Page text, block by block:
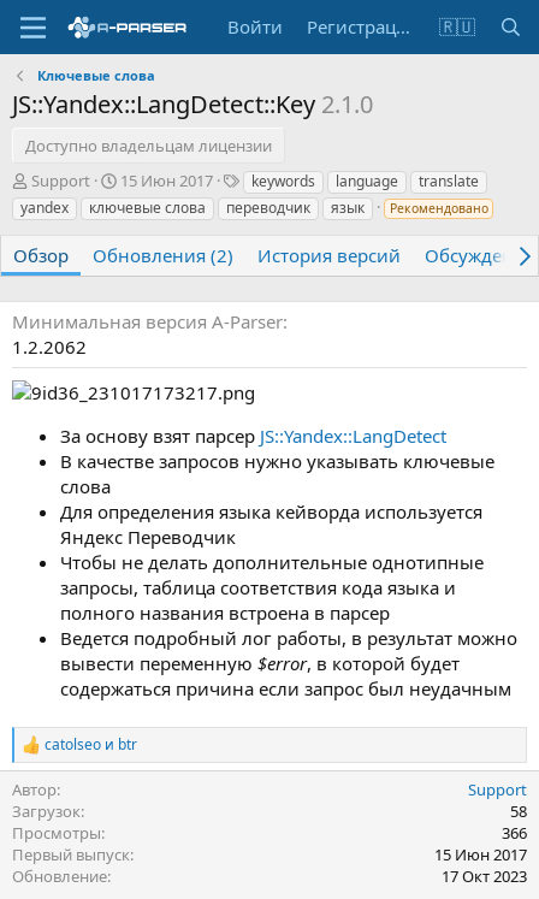
Войти Регистрация 🇷🇺
Ключевые слова
JS::Yandex::LangDetect::Key 2.1.0
Доступно владельцам лицензии
А
в
т
о
р
Support
Д
а
т
с
д
н
и
15 Июн 2017
Т
е
г
keywords language
translate
yandex
ключевые слова переводчик язык Рекомендовано
Обзор Обновления (2) История версий Обсуждение
Минимальная версия A-Parser
1.2.2062
За основу взят парсер JS::Yandex::LangDetect
В качестве запросов нужно указывать ключевые
слова
Для определения языка кейворда используется
Яндекс Переводчик
Чтобы не делать дополнительные однотипные
запросы, таблица соответствия кода языка и
полного названия встроена в парсер
Ведется подробный лог работы, в результат можно
вывести переменную $error, в которой будет
содержаться причина если запрос был неудачным
Р
е
а
к
ц
и
и
:
catolseo и btr
Автор
Support
Загрузок
58
Просмотры
366
Первый выпуск
15 Июн 2017
Обновление
17 Окт 2023